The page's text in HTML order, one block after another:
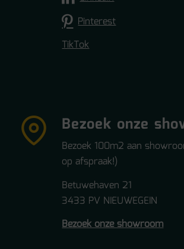
Pinterest
TikTok
Bezoek onze
Bezoek 100m2 aan
op afspraak!)
Betuwehaven 21
3433 PV NIEUWEGEIN
Bezoek onze showroom